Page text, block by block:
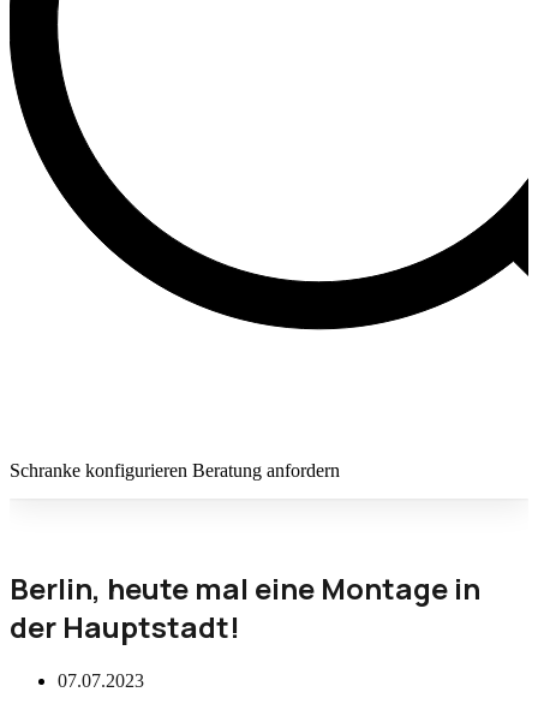
Schranke konfigurieren Beratung anfordern
Berlin, heute mal eine Montage in
der Hauptstadt!
07.07.2023